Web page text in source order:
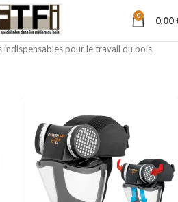
0 0,00
pour le travail du bois.